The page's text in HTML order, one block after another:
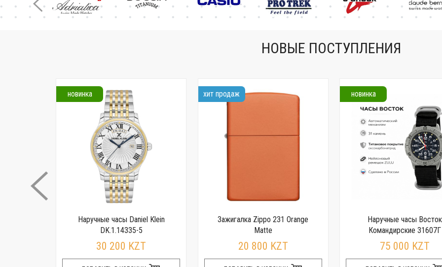
сертификат
НОВЫЕ ПОСТУПЛЕНИЯ
новинка
Наручные часы Daniel Klein
DK.1.14335-5
30 200 KZT
хит продаж
Зажигалка Zippo 231 Orange
Matte
20 800 KZT
новинка
Наручные часы Восток
Командирские 31607Г
75 000 KZT